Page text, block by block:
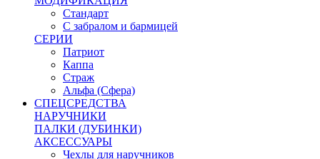
Стандарт
С забралом и бармицей
СЕРИИ
Патриот
Каппа
Страж
Альфа (Сфера)
СПЕЦСРЕДСТВА
НАРУЧНИКИ
ПАЛКИ (ДУБИНКИ)
АКСЕССУАРЫ
Чехлы для наручников